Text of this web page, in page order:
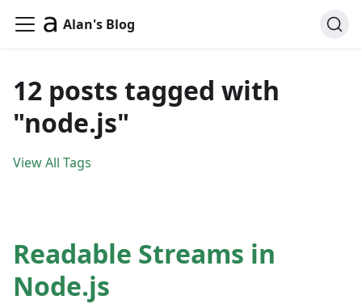
Alan's Blog
12 posts tagged with
"node.js"
View All Tags
Readable Streams in
Node.js